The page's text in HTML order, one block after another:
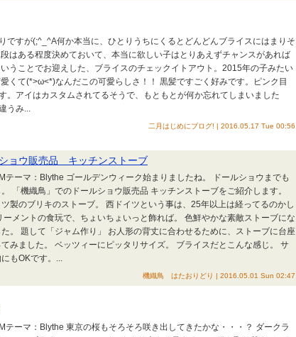
ですが(;^_^A何か本当に、ひとりうちにくるとどんどんブライスにはまりそ
はある程度決めておいて、本当に欲しい子はとりあえずチャンスがあれば
うことでお迎えした、ブライスのチェックイトアウト。2015年の子みたい
くて(*>ω<*)なんだこの可愛らしさ！！ 黒髪ですごく好みです。ピンク目
。アイはカスタムされてるそうで、もともとが何か忘れてしまいました
うみ...
二月はじめにブログ! | 2016.05.17 Tue 00:56
ショウ販売品 キッチンストーブ
テーマ：Blythe ゴールデンウィーク始まりましたね。 ドールショウまでも
。 「機織鳥」でのドールショウ販売品 キッチンストーブをご紹介します。
製のブリキのストーブ。 西ドイツという事は、25年以上は経ってるのかし
ーメントの食玩で、ちょいちょいっと飾れば。 色鮮やかな素敵ストーブにな
た。 題して「ジャム作り」 お人形の背丈に合わせるために、ストーブに台座
てみました。 ベッツィーにピッタリサイズ。 ブライスだとこんな感じ。 サ
もOKです。...
機織鳥 はたおりどり | 2016.05.01 Sun 02:47
テーマ：Blythe 東京の桜もそろそろ咲き出してきたかな・・・？ ダークラ